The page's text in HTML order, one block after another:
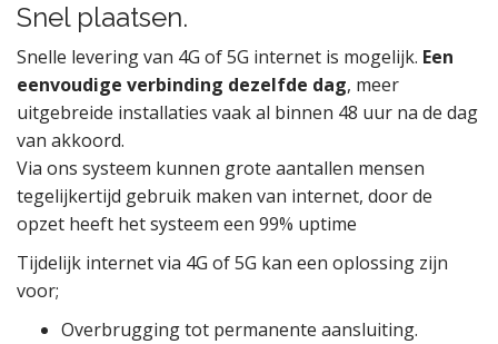
Snel plaatsen.
Snelle levering van 4G of 5G internet is mogelijk. Een
eenvoudige verbinding dezelfde dag, meer
uitgebreide installaties vaak al binnen 48 uur na de dag
van akkoord.
Via ons systeem kunnen grote aantallen mensen
tegelijkertijd gebruik maken van internet, door de
opzet heeft het systeem een 99% uptime
Tijdelijk internet via 4G of 5G kan een oplossing zijn
voor;
Overbrugging tot permanente aansluiting.